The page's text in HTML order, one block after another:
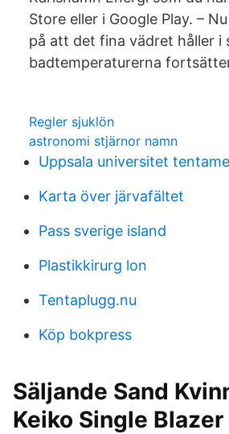
Store eller i Google Play. –
på att det fina vädret håller i
badtemperaturerna
Regler sjuklön
astronomi stjärnor namn
Uppsala universitet
Karta över järvafältet
Pass sverige island
Plastikkirurg lon
Tentaplugg.nu
Köp bokpress
Säljande Sand
Keiko Single